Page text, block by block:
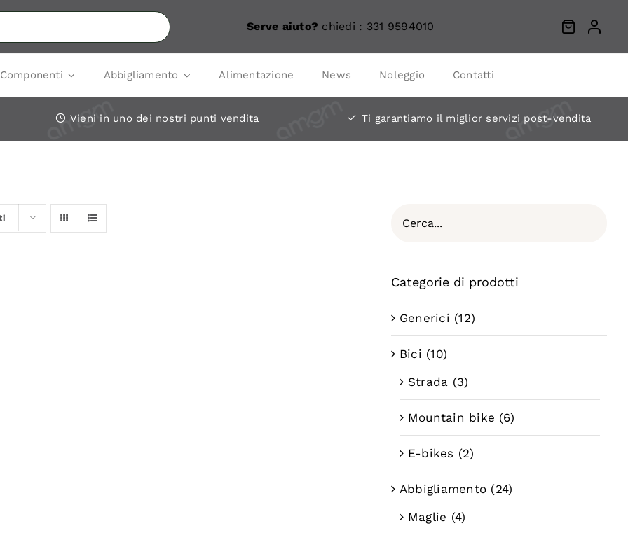
Serve aiuto? chiedi : 331 9594010
Componenti Abbigliamento Alimentazione News Noleggio Contatti
Vieni in uno dei nostri punti vendita Ti garantiamo il miglior servizi post-vendita
Categorie di prodotti
Generici (12)
Bici (10)
Strada (3)
Mountain bike (6)
E-bikes (2)
Abbigliamento (24)
Maglie (4)